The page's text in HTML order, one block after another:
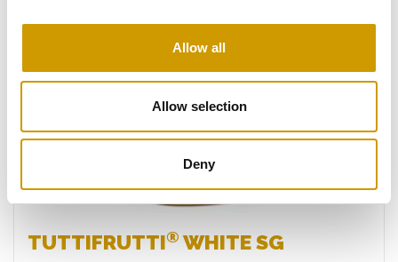
Allow all
Allow selection
Deny
TUTTIFRUTTI® WHITE SG